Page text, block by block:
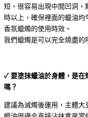
短，很容易出現中間凹洞，
時以上，確保裡面的蠟油
香氛蠟燭的使用時效。
我們蠟燭是可以完全燒盡的
✓ 要塗抹蠟油於身體，是在
嗎？
建議為滅燭後運用，主體大